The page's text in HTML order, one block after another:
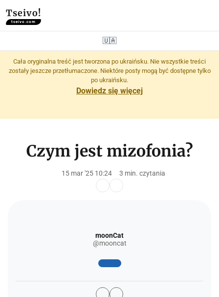
Tseivo!
tseivo.com
🇺🇦
Cała oryginalna treść jest tworzona po ukraińsku. Nie wszystkie treści
zostały jeszcze przetłumaczone. Niektóre posty mogą być dostępne tylko
po ukraińsku.
Dowiedz się więcej
Czym jest mizofonia?
15 mar '25 10:24 3 min. czytania
moonCat
@mooncat